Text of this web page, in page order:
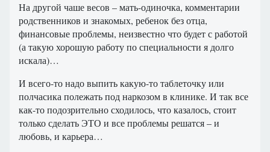
На другой чаше весов – мать-одиночка, комментарии
родственников и знакомых, ребенок без отца,
финансовые проблемы, неизвестно что будет с работой
(а такую хорошую работу по специальности я долго
искала)…
И всего-то надо выпить какую-то таблеточку или
полчасика полежать под наркозом в клинике. И так все
как-то подозрительно сходилось, что казалось, стоит
только сделать ЭТО и все проблемы решатся – и
любовь, и карьера…